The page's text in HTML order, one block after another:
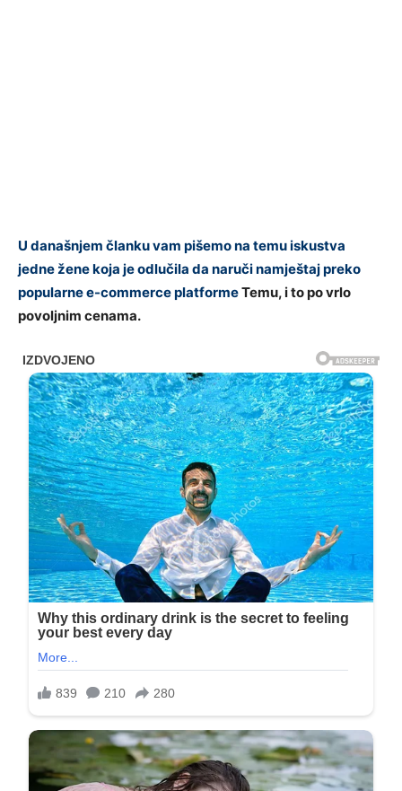
U današnjem članku vam pišemo na temu iskustva
jedne žene koja je odlučila da naruči namještaj preko
popularne e-commerce platformeTemu, i to po vrlo
povoljnim cenama.